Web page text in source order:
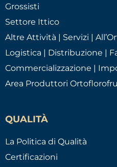
Grossisti
Settore Ittico
Altre Attività | Servizi |
Logistica | Distribuzione |
Commercializzazione |
Area Produttori
QUALITÀ
La Politica di Qualità
Certificazioni